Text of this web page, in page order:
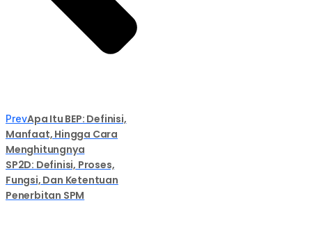
PrevApa Itu BEP: Definisi,
Manfaat, Hingga Cara
Menghitungnya
SP2D: Definisi, Proses,
Fungsi, Dan Ketentuan
Penerbitan SPM